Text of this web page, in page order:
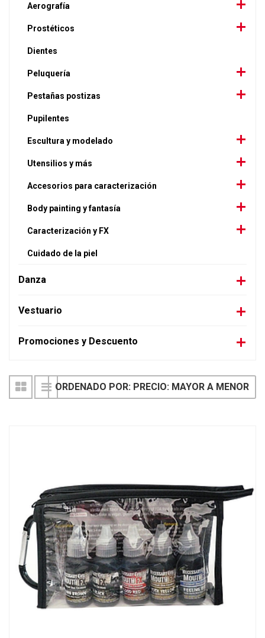
Aerografía
Prostéticos
Dientes
Peluquería
Pestañas postizas
Pupilentes
Escultura y modelado
Utensilios y más
Accesorios para caracterización
Body painting y fantasía
Caracterización y FX
Cuidado de la piel
Danza
Vestuario
Promociones y Descuento
ORDENADO POR: PRECIO: MAYOR A MENOR